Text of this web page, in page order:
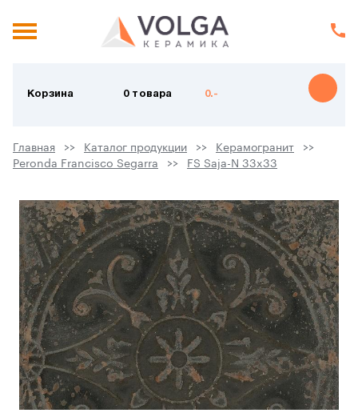
Корзина 0 товара 0.-
Главная Каталог продукции
Керамогранит
Peronda Francisco Segarra
FS Saja-N 33x33